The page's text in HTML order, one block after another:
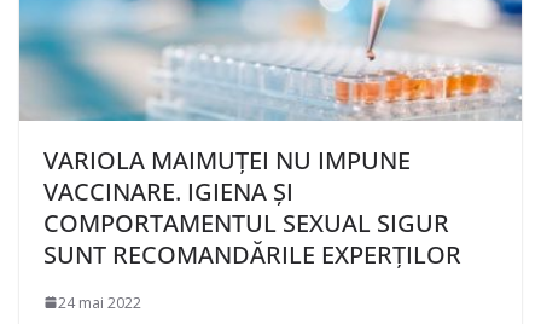
VARIOLA MAIMUȚEI NU IMPUNE
VACCINARE. IGIENA ȘI
COMPORTAMENTUL SEXUAL SIGUR
SUNT RECOMANDĂRILE EXPERȚILOR
24 mai 2022